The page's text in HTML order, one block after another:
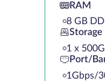
RAM
8 GB
Storage
1 х
Port/
1Gbps/